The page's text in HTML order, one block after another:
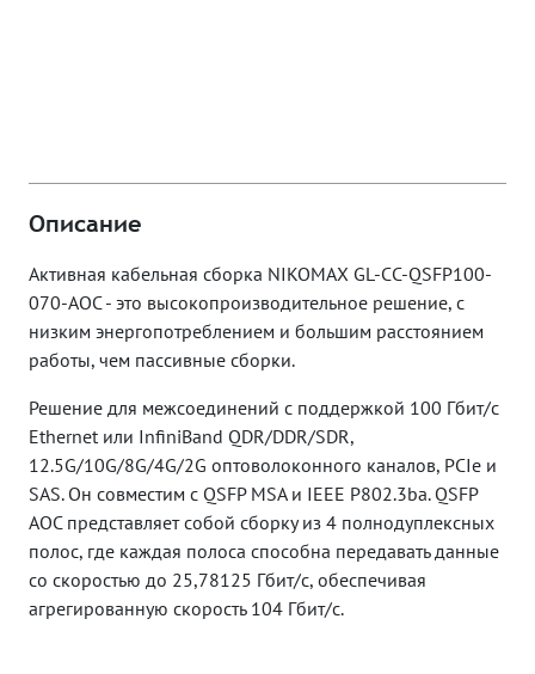
Описание
Активная кабельная сборка NIKOMAX GL-CC-QSFP100-
070-AOC - это высокопроизводительное решение, с
низким энергопотреблением и большим расстоянием
работы, чем пассивные сборки.
Решение для межсоединений с поддержкой 100 Гбит/с
Ethernet или InfiniBand QDR/DDR/SDR,
12.5G/10G/8G/4G/2G оптоволоконного каналов, PCIe и
SAS. Он совместим с QSFP MSA и IEEE P802.3ba. QSFP
AOC представляет собой сборку из 4 полнодуплексных
полос, где каждая полоса способна передавать данные
со скоростью до 25,78125 Гбит/с, обеспечивая
агрегированную скорость 104 Гбит/с.